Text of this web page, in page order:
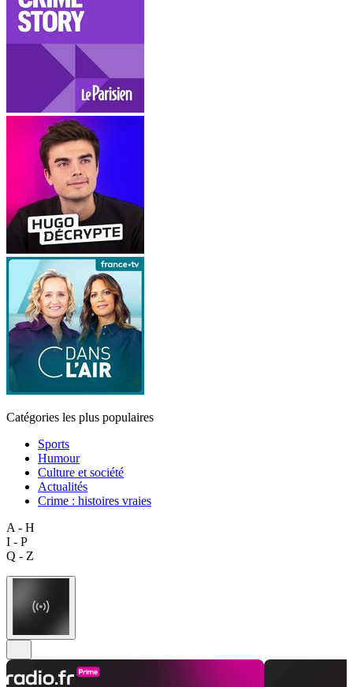
Catégories les plus populaires
Sports
Humour
Culture et société
Actualités
Crime : histoires vraies
A - H
I - P
Q - Z